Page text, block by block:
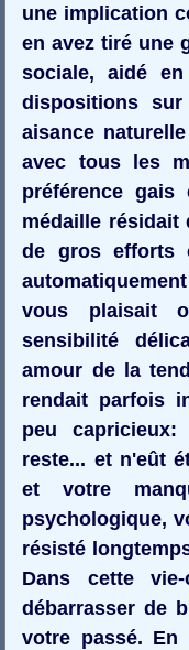
une implication
en avez tiré une
sociale, aidé
dispositions
aisance
avec tous les
préférence
médaille résidait
de gros efforts
vous plaisait
sensibilité
amour de la
rendait parfois
peu
reste... et n'eût
et votre
psychologique,
résisté
Dans cette
débarrasser de
votre passé. En